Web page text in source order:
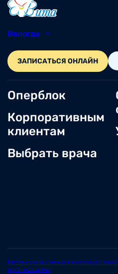
Вологда
ЗАПИСАТЬСЯ ОНЛАЙН
Оперблок
Корпоративным
клиентам
Выбрать врача
Независимая оценка качества
организациями